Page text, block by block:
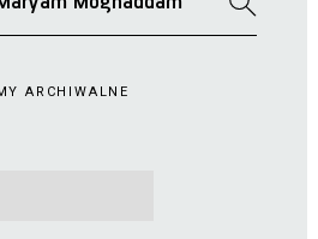
ARCHIWALNE